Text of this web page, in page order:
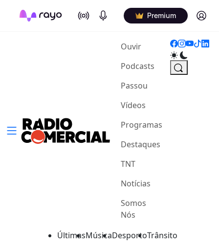
On Air Podcasts Premium Log in
Ouvir(current)
Podcasts
Passou
Vídeos
Programas
Destaques
TNT
Notícias
Somos
Nós
ÚltimasMúsicaDesportoTrânsito